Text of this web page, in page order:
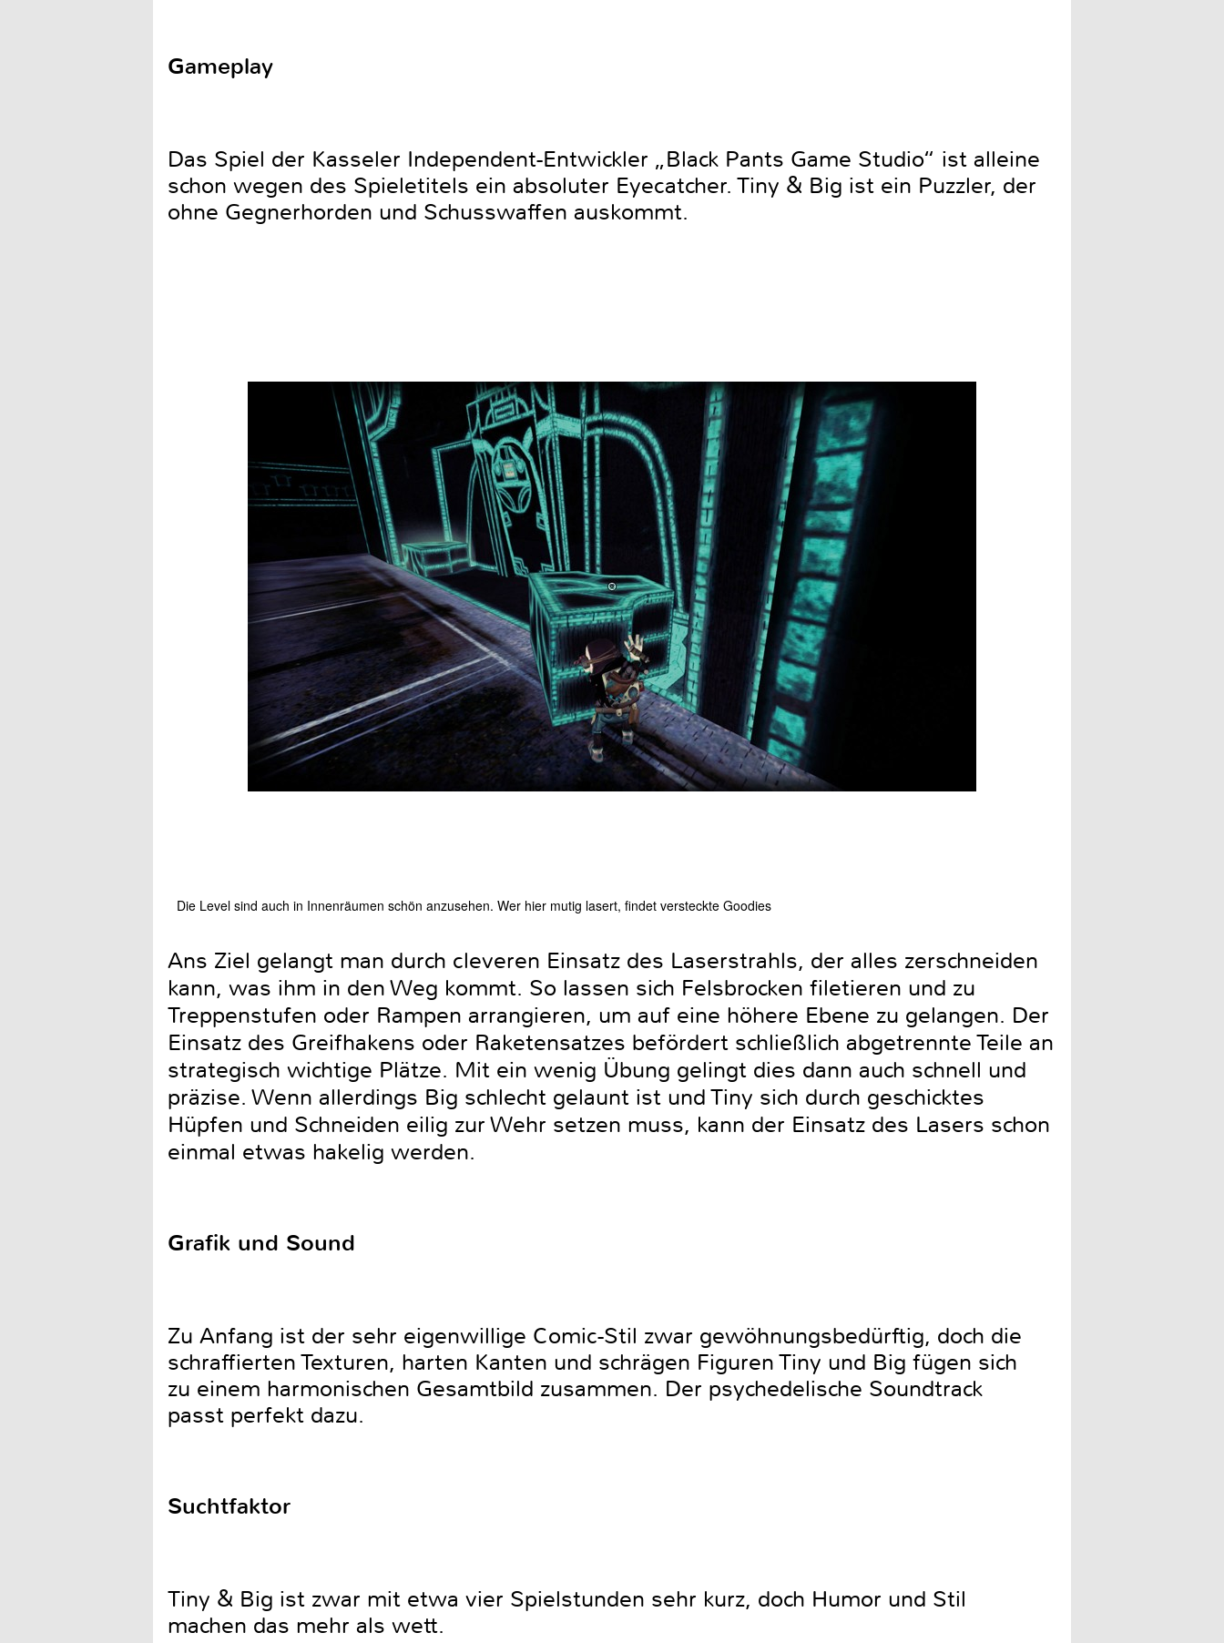
Gameplay
Das Spiel der Kasseler Independent-Entwickler „Black Pants Game Studio“ ist alleine
schon wegen des Spieletitels ein absoluter Eyecatcher. Tiny & Big ist ein Puzzler, der
ohne Gegnerhorden und Schusswaffen auskommt.
Die Level sind auch in Innenräumen schön anzusehen. Wer hier mutig lasert, findet versteckte Goodies
Ans Ziel gelangt man durch cleveren Einsatz des Laserstrahls, der alles zerschneiden
kann, was ihm in den Weg kommt. So lassen sich Felsbrocken filetieren und zu
Treppenstufen oder Rampen arrangieren, um auf eine höhere Ebene zu gelangen. Der
Einsatz des Greifhakens oder Raketensatzes befördert schließlich abgetrennte Teile an
strategisch wichtige Plätze. Mit ein wenig Übung gelingt dies dann auch schnell und
präzise. Wenn allerdings Big schlecht gelaunt ist und Tiny sich durch geschicktes
Hüpfen und Schneiden eilig zur Wehr setzen muss, kann der Einsatz des Lasers schon
einmal etwas hakelig werden.
Grafik und Sound
Zu Anfang ist der sehr eigenwillige Comic-Stil zwar gewöhnungsbedürftig, doch die
schraffierten Texturen, harten Kanten und schrägen Figuren Tiny und Big fügen sich
zu einem harmonischen Gesamtbild zusammen. Der psychedelische Soundtrack
passt perfekt dazu.
Suchtfaktor
Tiny & Big ist zwar mit etwa vier Spielstunden sehr kurz, doch Humor und Stil
machen das mehr als wett.